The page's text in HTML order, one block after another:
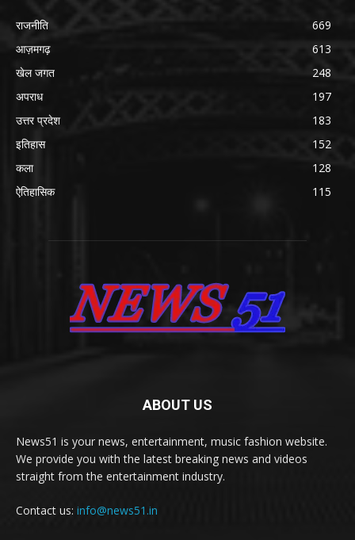
राजनीति
669
आज़मगढ़
613
खेल जगत
248
अपराध
197
उत्तर प्रदेश
183
इतिहास
152
कला
128
ऐतिहासिक
115
ABOUT US
News51 is your news, entertainment, music fashion website.
We provide you with the latest breaking news and videos
straight from the entertainment industry.
Contact us: info@news51.in